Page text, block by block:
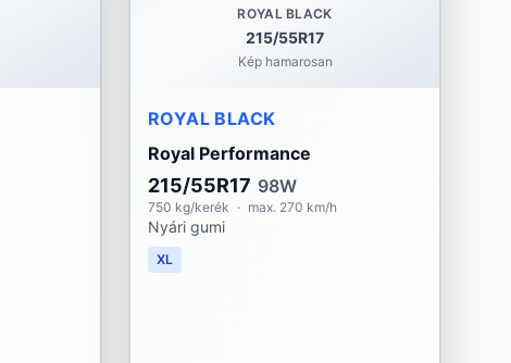
ROYAL BLACK
215/55R17
Kép hamarosan
ROYAL BLACK
Royal Performance
215/55R17 98W
750 kg/kerék · max. 270 km/h
Nyári gumi
XL